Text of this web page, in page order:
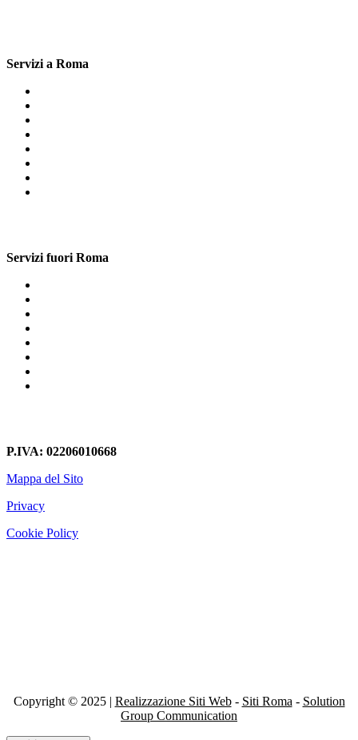
Servizi a Roma
Servizi fuori Roma
P.IVA: 02206010668
Mappa del Sito
Privacy
Cookie Policy
Copyright © 2025 | Realizzazione Siti Web- Siti Roma - Solution
Group Communication